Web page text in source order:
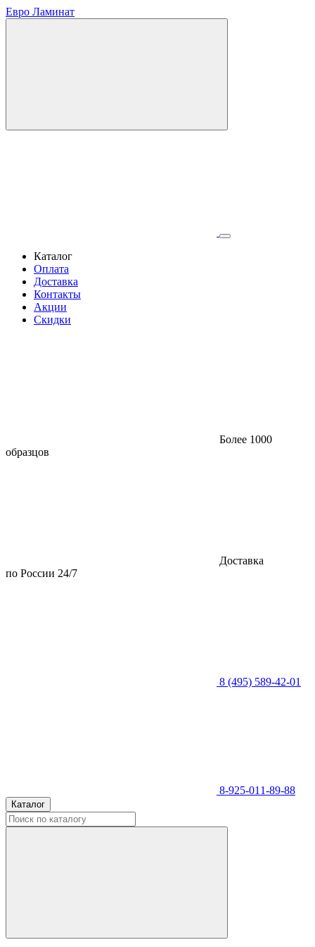
Евро Ламинат
Каталог
Оплата
Доставка
Контакты
Акции
Скидки
Более 1000
образцов
Доставка
по России 24/7
8 (495) 589-42-01
8-925-011-89-88
Каталог